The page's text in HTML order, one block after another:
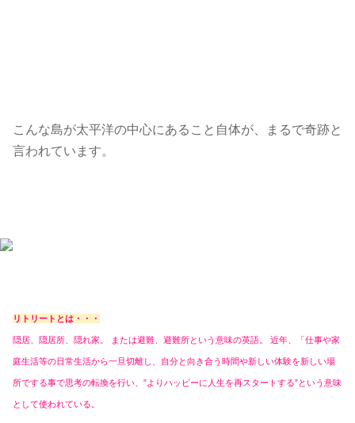
こんな島が太平洋の中心にあること自体が、まるで奇跡と
言われています。
リトリートとは・・・
隠居、隠居所、隠れ家。 または避難、避難所という意味の英語。 近年、「仕事や家
庭生活等の日常生活から一旦切離し、自分と向き合う時間や新しい体験を新しい場
所でする事で思考の転換を行い、”よりハッピーに人生を再スタートする”という意味
として使われている。